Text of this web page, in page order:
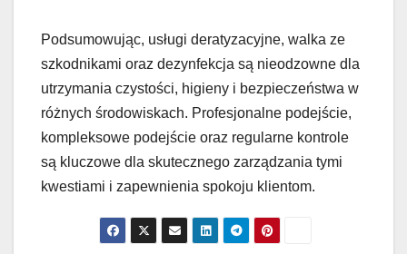
Podsumowując, usługi deratyzacyjne, walka ze
szkodnikami oraz dezynfekcja są nieodzowne dla
utrzymania czystości, higieny i bezpieczeństwa w
różnych środowiskach. Profesjonalne podejście,
kompleksowe podejście oraz regularne kontrole
są kluczowe dla skutecznego zarządzania tymi
kwestiami i zapewnienia spokoju klientom.